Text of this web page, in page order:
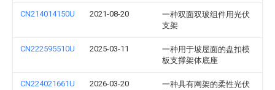
CN214014150U 2021-08-20
一种双面双玻组件用光伏
支架
CN222595510U 2025-03-11
一种用于坡屋面的盘扣模
板支撑架体底座
CN224021661U 2026-03-20
一种具有网架的柔性光伏